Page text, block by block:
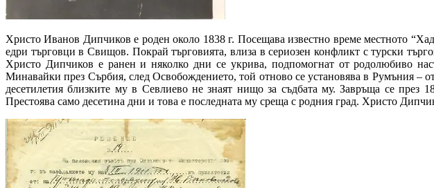
Христо Иванов Дипчиков е роден около 1838 г. Посещава известно време местното
едри търговци в Свищов. Покрай търговията, влиза в сериозен конфликт с турски
Христо Дипчиков е ранен и няколко дни се укрива, подпомогнат от родолюбиво
Минавайки през Сърбия, след Освобождението, той отново се установява в Румъния –
десетилетия близките му в Севлиево не знаят нищо за съдбата му. Завръща се през
Престоява само десетина дни и това е последната му среща с родния град. Христо